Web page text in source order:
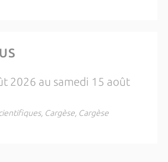
2026 au samedi 15 août
Cargèse, Cargèse